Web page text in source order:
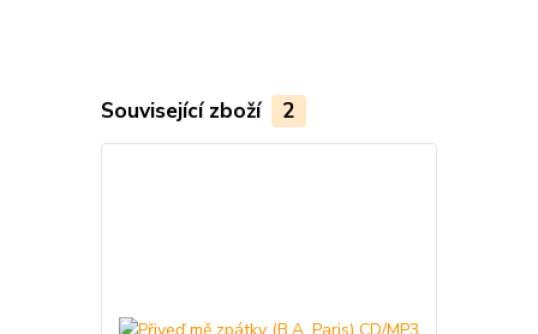
Související zboží 2